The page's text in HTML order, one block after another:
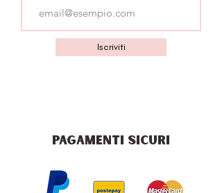
Iscriviti
PAGAMENTI SICURI